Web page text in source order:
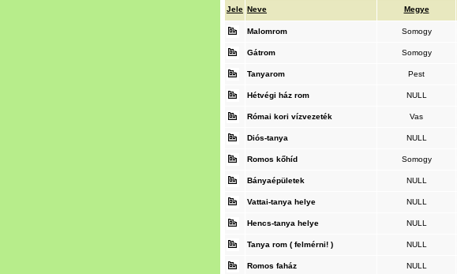
Jele Neve Megye
Malomrom
Somogy
Gátrom Somogy
Tanyarom Pest
Hétvégi ház rom NULL
Római kori vízvezeték Vas
Diós-tanya NULL
Romos kőhíd Somogy
Bányaépületek NULL
Vattai-tanya helye NULL
Hencs-tanya helye NULL
Tanya rom ( felmérni! ) NULL
Romos faház NULL